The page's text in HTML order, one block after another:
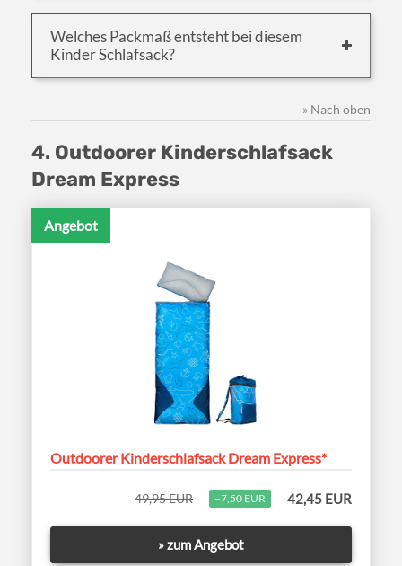
Welches Packmaß entsteht bei diesem
Kinder Schlafsack?
» Nach oben
4. Outdoorer Kinderschlafsack
Dream Express
Angebot
Outdoorer Kinderschlafsack Dream Express*
49,95 EUR −7,50 EUR 42,45 EUR
» zum Angebot